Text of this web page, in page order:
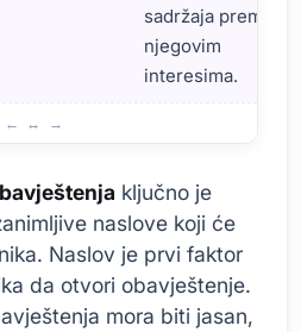
sadržaja prema
njegovim
interesima.
ključno je
naslove koji će
Naslov je prvi faktor
da otvori obavještenje.
mora biti jasan,